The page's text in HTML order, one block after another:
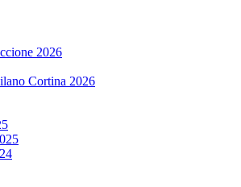
2026
Cortina 2026